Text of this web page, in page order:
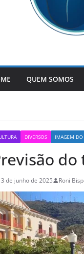
QUEM SOMOS
DIVERSOS IMAGEM
de junho de 2025 Roni